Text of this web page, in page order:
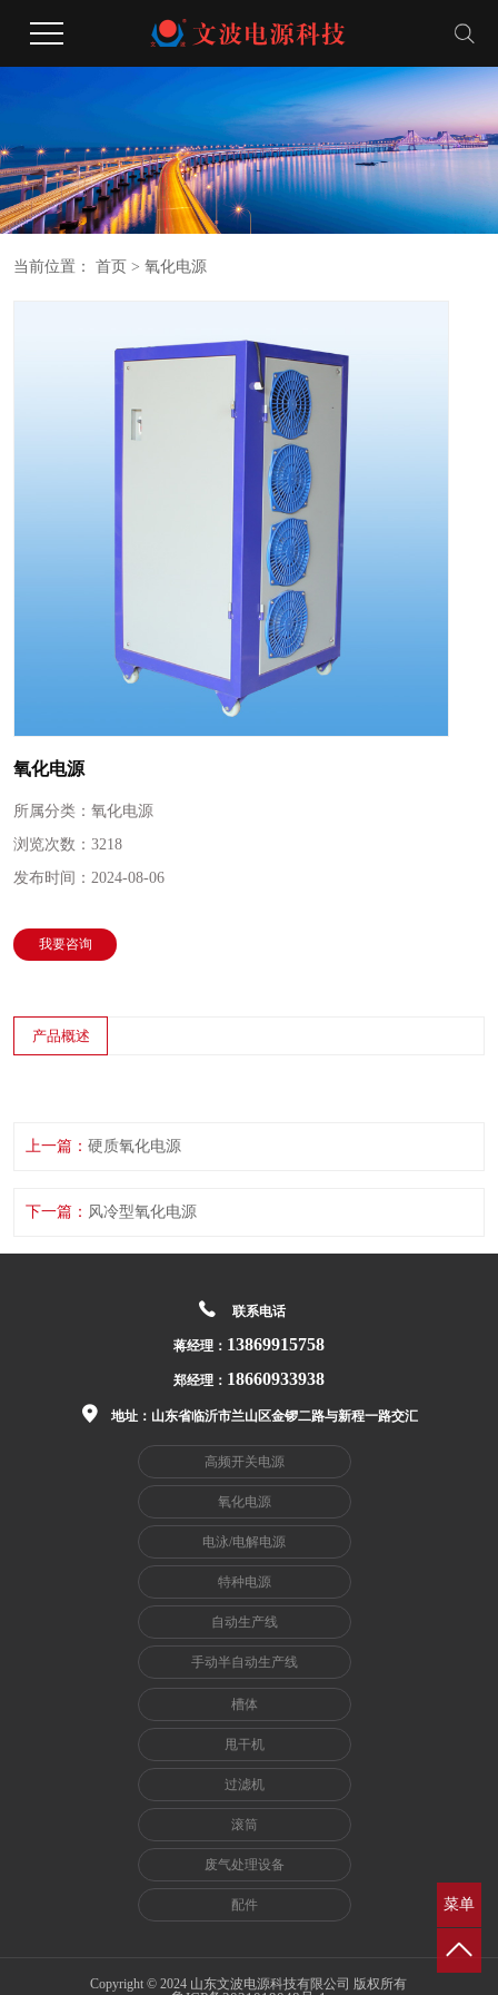
当前位置： 首页 > 氧化电源
氧化电源
所属分类： 氧化电源
浏览次数： 3218
发布时间： 2024-08-06
我要咨询
产品概述
上一篇： 硬质氧化电源
下一篇： 风冷型氧化电源
菜单
联系电话
蒋经理： 13869915758
郑经理： 18660933938
地址：山东省临沂市兰山区金锣二路与新程一路交汇
高频开关电源
氧化电源
电泳/电解电源
特种电源
自动生产线
手动半自动生产线
槽体
甩干机
过滤机
滚筒
废气处理设备
配件
Copyright © 2024 山东文波电源科技有限公司 版权所有